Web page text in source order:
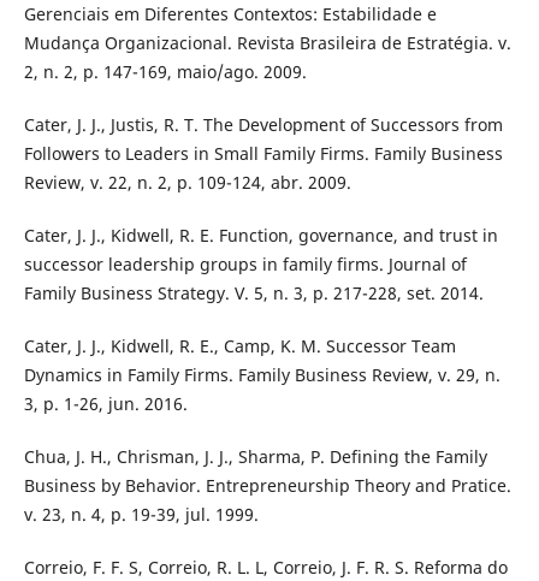
Gerenciais em Diferentes Contextos: Estabilidade e
Mudança Organizacional. Revista Brasileira de Estratégia. v.
2, n. 2, p. 147-169, maio/ago. 2009.
Cater, J. J., Justis, R. T. The Development of Successors from
Followers to Leaders in Small Family Firms. Family Business
Review, v. 22, n. 2, p. 109-124, abr. 2009.
Cater, J. J., Kidwell, R. E. Function, governance, and trust in
successor leadership groups in family firms. Journal of
Family Business Strategy. V. 5, n. 3, p. 217-228, set. 2014.
Cater, J. J., Kidwell, R. E., Camp, K. M. Successor Team
Dynamics in Family Firms. Family Business Review, v. 29, n.
3, p. 1-26, jun. 2016.
Chua, J. H., Chrisman, J. J., Sharma, P. Defining the Family
Business by Behavior. Entrepreneurship Theory and Pratice.
v. 23, n. 4, p. 19-39, jul. 1999.
Correio, F. F. S, Correio, R. L. L, Correio, J. F. R. S. Reforma do